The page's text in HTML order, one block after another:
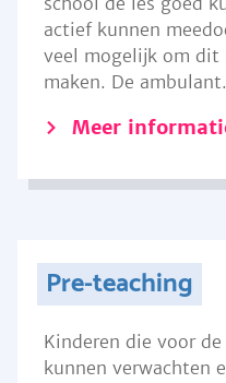
actief kunnen
veel mogelijk om dit
maken. De
Meer
Pre-teaching
Kinderen die voor
kunnen verwachten